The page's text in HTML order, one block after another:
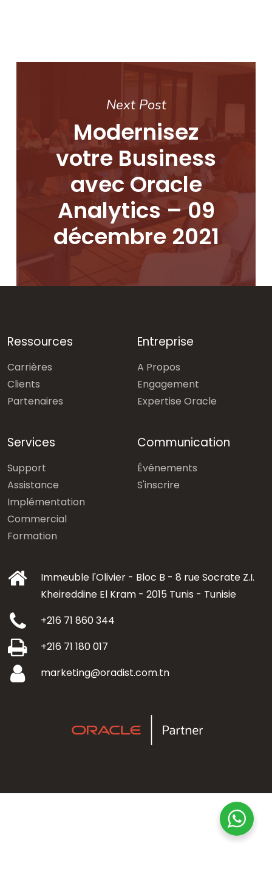
Next Post
Modernisez
votre Business
avec Oracle
Analytics – 09
décembre 2021
Ressources
Carrières
Clients
Partenaires
Entreprise
A Propos
Engagement
Expertise Oracle
Services
Support
Assistance
Implémentation
Commercial
Formation
Communication
Événements
S'inscrire
Immeuble l'Olivier - Bloc B - 8 rue Socrate Z.I.
Kheireddine El Kram - 2015 Tunis - Tunisie
+216 71 860 344
+216 71 180 017
marketing@oradist.com.tn